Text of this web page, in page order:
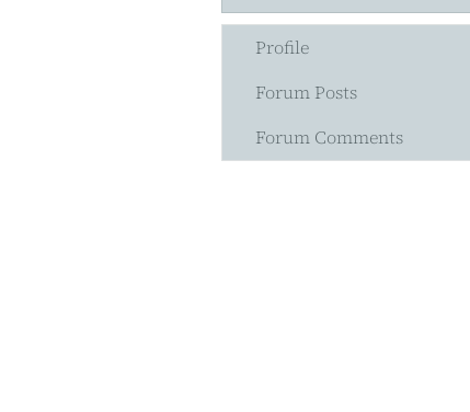
Profile
Forum Posts
Forum Comments